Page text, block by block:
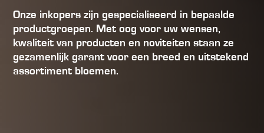
Onze inkopers zijn gespecialiseerd in bepaalde
productgroepen. Met oog voor uw wensen,
kwaliteit van producten en noviteiten staan ze
gezamenlijk garant voor een breed en uitstekend
assortiment bloemen.